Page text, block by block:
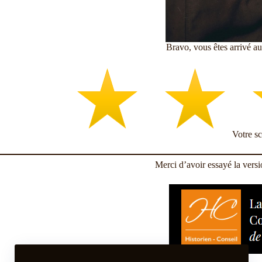
Bravo, vous êtes arrivé
Votre
Merci d’avoir essayé la